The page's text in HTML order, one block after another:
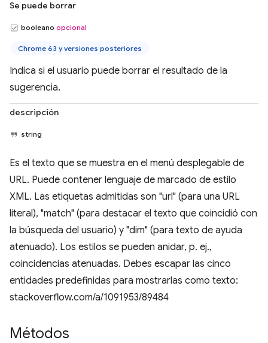
Se puede borrar
booleano opcional
Chrome 63 y versiones posteriores
Indica si el usuario puede borrar el resultado de la
sugerencia.
descripción
string
Es el texto que se muestra en el menú desplegable de
URL. Puede contener lenguaje de marcado de estilo
XML. Las etiquetas admitidas son "url" (para una URL
literal), "match" (para destacar el texto que coincidió con
la búsqueda del usuario) y "dim" (para texto de ayuda
atenuado). Los estilos se pueden anidar, p. ej.,
coincidencias atenuadas. Debes escapar las cinco
entidades predefinidas para mostrarlas como texto:
stackoverflow.com/a/1091953/89484
Métodos